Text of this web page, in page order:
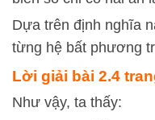
Dựa trên định nghĩa
từng hệ bất phương
Lời giải bài 2.4
Như vậy, ta thấy: